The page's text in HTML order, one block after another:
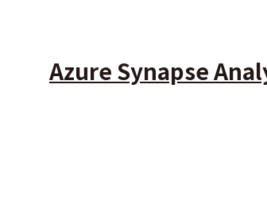
Azure Synapse